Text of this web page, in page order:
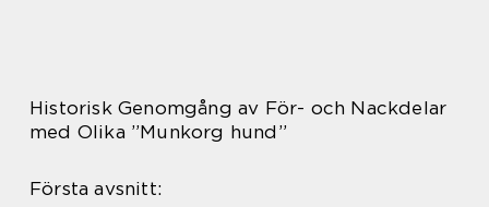
Historisk Genomgång av För- och Nackdelar
med Olika ”Munkorg hund”
Första avsnitt: